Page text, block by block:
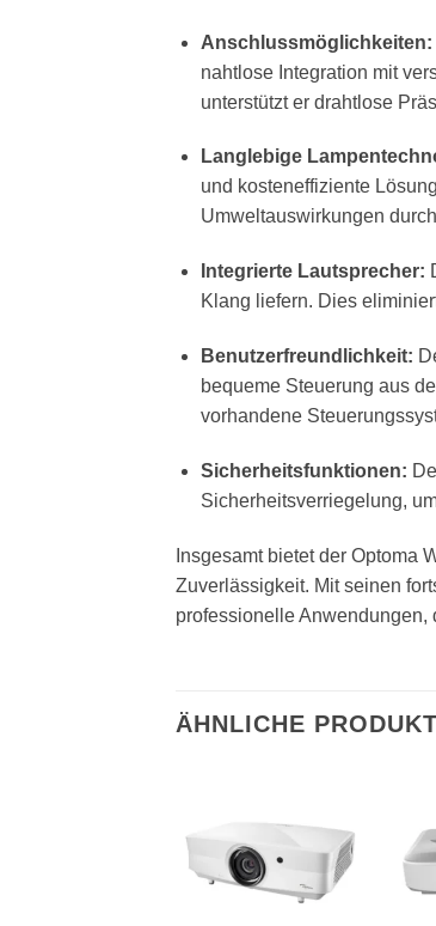
Anschlussmöglichkeiten:
nahtlose Integration mit
unterstützt er drahtlose
Langlebige
und kosteneffiziente
Umweltauswirkungen
Integrierte Lautsprecher:
Klang liefern. Dies
Benutzerfreundlichkeit:
bequeme Steuerung aus
vorhandene
Sicherheitsfunktionen:
Sicherheitsverriegelung,
Insgesamt bietet der Optoma
Zuverlässigkeit. Mit seinen
professionelle
ÄHNLICHE